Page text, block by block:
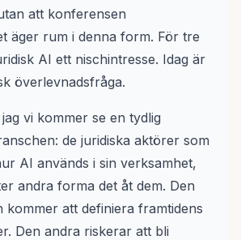
att konferensen
äger rum i denna form. För tre
AI ett nischintresse. Idag är
överlevnadsfråga.
vi kommer se en tydlig
de juridiska aktörer som
AI används i sin verksamhet,
andra forma det åt dem. Den
att definiera framtidens
Den andra riskerar att bli